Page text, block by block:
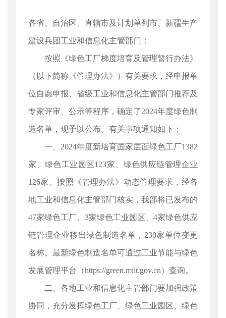
各省、自治区、直辖市及计划单列市、新疆生产
建设兵团工业和信息化主管部门：
按照《绿色工厂梯度培育及管理暂行办法》
（以下简称《管理办法》）有关要求，经申报单
位自愿申报、省级工业和信息化主管部门推荐及
专家评审、公示等程序，确定了2024年度绿色制
造名单，现予以公布。有关事项通知如下：
一、2024年度新培育国家层面绿色工厂1382
家、绿色工业园区123家、绿色供应链管理企业
126家。按照《管理办法》动态管理要求，经各
地工业和信息化主管部门核实，我部将已发布的
47家绿色工厂、3家绿色工业园区、4家绿色供应
链管理企业移出绿色制造名单，230家单位变更
名称。最新绿色制造名单可通过工业节能与绿色
发展管理平台（https://green.miit.gov.cn）查询。
二、各地工业和信息化主管部门要加强政策
协同，充分发挥绿色工厂、绿色工业园区、绿色